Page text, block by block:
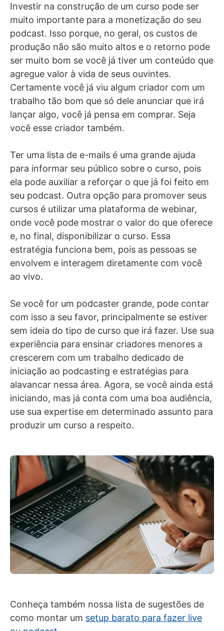
Investir na construção de um curso pode ser
muito importante para a monetização do seu
podcast. Isso porque, no geral, os custos de
produção não são muito altos e o retorno pode
ser muito bom se você já tiver um conteúdo que
agregue valor à vida de seus ouvintes.
Certamente você já viu algum criador com um
trabalho tão bom que só dele anunciar que irá
lançar algo, você já pensa em comprar. Seja
você esse criador também.
Ter uma lista de e-mails é uma grande ajuda
para informar seu público sobre o curso, pois
ela pode auxiliar a reforçar o que já foi feito em
seu podcast. Outra opção para promover seus
cursos é utilizar uma plataforma de webinar,
onde você pode mostrar o valor do que oferece
e, no final, disponibilizar o curso. Essa
estratégia funciona bem, pois as pessoas se
envolvem e interagem diretamente com você
ao vivo.
Se você for um podcaster grande, pode contar
com isso a seu favor, principalmente se estiver
sem ideia do tipo de curso que irá fazer. Use sua
experiência para ensinar criadores menores a
crescerem com um trabalho dedicado de
iniciação ao podcasting e estratégias para
alavancar nessa área. Agora, se você ainda está
iniciando, mas já conta com uma boa audiência,
use sua expertise em determinado assunto para
produzir um curso a respeito.
Conheça também nossa lista de sugestões de
como montar um setup barato para fazer live